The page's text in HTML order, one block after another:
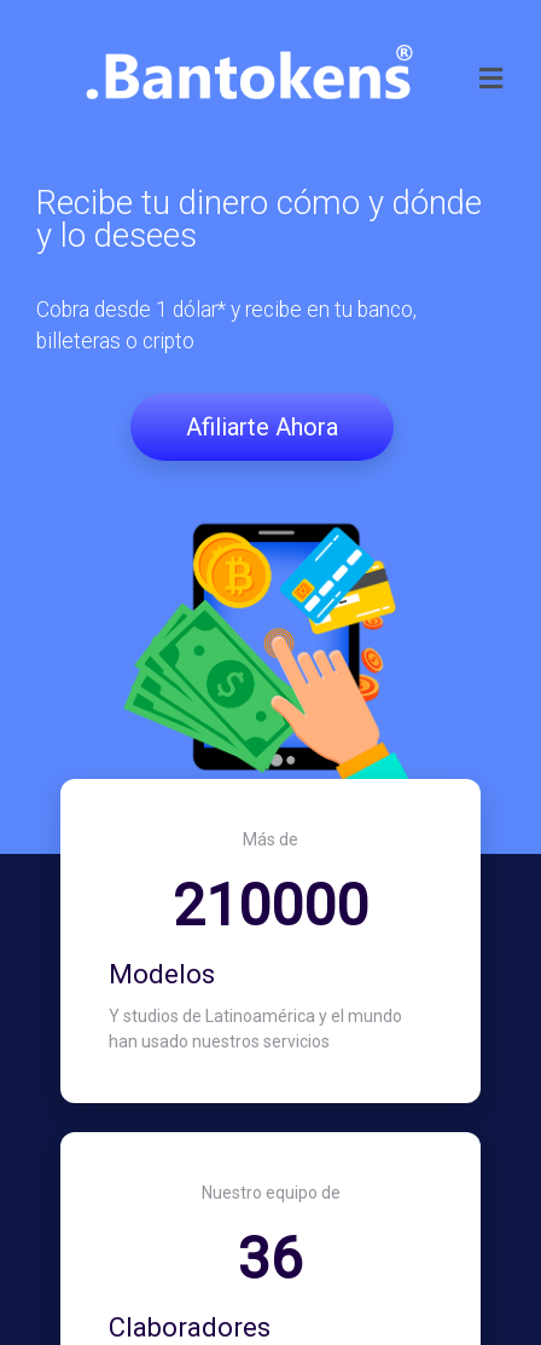
Recibe tu dinero cómo y dónde
y lo desees
Cobra desde 1 dólar* y recibe en tu banco,
billeteras o cripto
Afiliarte Ahora
Más de
210000
Modelos
Y studios de Latinoamérica y el mundo
han usado nuestros servicios
Nuestro equipo de
36
Claboradores